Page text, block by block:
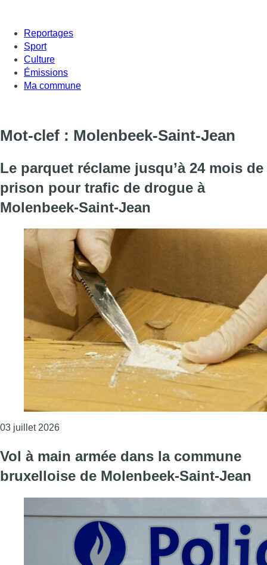
Reportages
Sport
Culture
Émissions
Ma commune
Mot-clef : Molenbeek-Saint-Jean
Le parquet réclame jusqu’à 24 mois de
prison pour trafic de drogue à
Molenbeek-Saint-Jean
03 juillet 2026Consulter l'article "Le parquet réclame jusqu’à
Vol à main armée dans la commune
bruxelloise de Molenbeek-Saint-Jean